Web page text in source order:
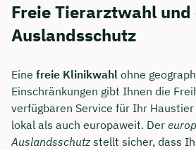
Freie Tierarztwahl
Auslandsschutz
Eine freie Klinikwahl ohne
Einschränkungen gibt Ihnen die
verfügbaren Service für Ihr
lokal als auch europaweit. Der
Auslandsschutzstellt sicher, dass
Beratungsgespräch
Ubben sichern 🤝
Wir beraten dich Montag bis